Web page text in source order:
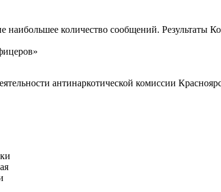
количество сообщений. Результаты
антинаркотической комиссии